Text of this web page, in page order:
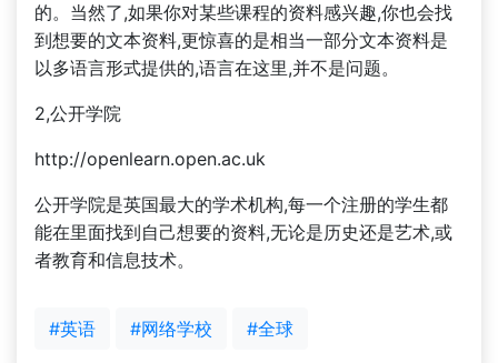
的。当然了,如果你对某些课程的资料感兴趣,你也会找
到想要的文本资料,更惊喜的是相当一部分文本资料是
以多语言形式提供的,语言在这里,并不是问题。
2,公开学院
http://openlearn.open.ac.uk
公开学院是英国最大的学术机构,每一个注册的学生都
能在里面找到自己想要的资料,无论是历史还是艺术,或
者教育和信息技术。
#英语 #网络学校 #全球